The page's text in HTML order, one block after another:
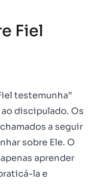
Fiel
testemunha”
discipulado. Os
a seguir
sobre Ele. O
aprender
la e